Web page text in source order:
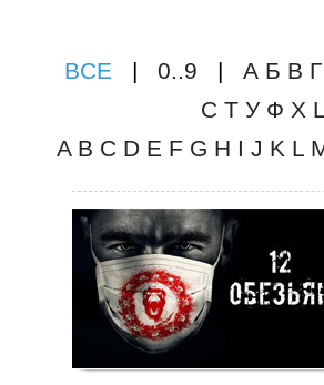
ВCE | 0..9 | А Б В Г
С Т У Ф Х
A B C D E F G H I J K L